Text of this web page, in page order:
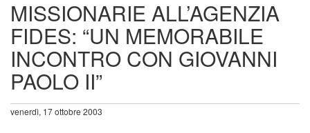
MISSIONARIE ALL’AGENZIA
FIDES: “UN MEMORABILE
INCONTRO CON GIOVANNI
PAOLO II”
venerdì, 17 ottobre 2003